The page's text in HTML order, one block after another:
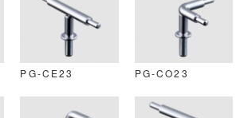
PG-CE23 PG-CO23